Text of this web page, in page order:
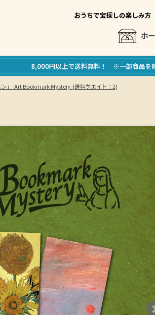
おうちで宝探しの楽しみ方
ホ
8,000円以上で送料無料！ ※一部商品を
」-Art Bookmark Mystery-[送料ウエイト：2]